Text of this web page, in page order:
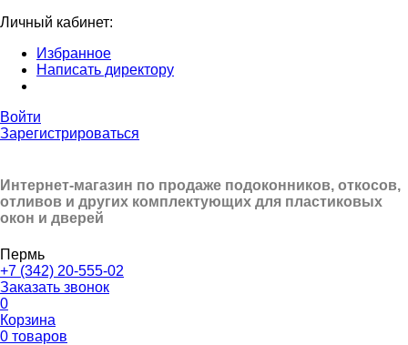
Личный кабинет:
Избранное
Написать директору
Войти
Зарегистрироваться
Интернет-магазин по продаже подоконников, откосов,
отливов и других комплектующих для пластиковых
окон и дверей
Пермь
+7 (342) 20-555-02
Заказать звонок
0
Корзина
0 товаров